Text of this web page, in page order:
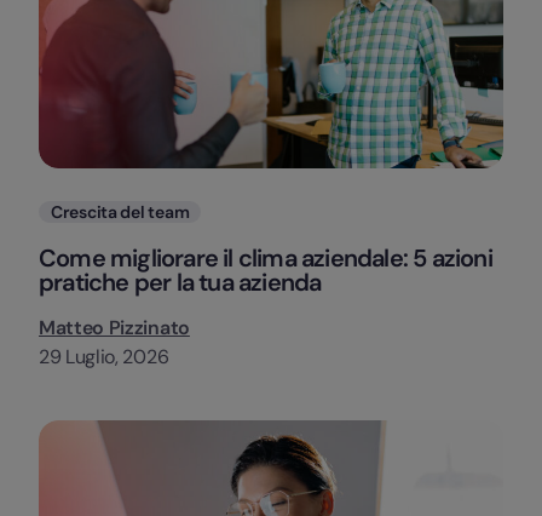
Categorie
Crescita del team
Come migliorare il clima aziendale: 5 azioni
pratiche per la tua azienda
Matteo Pizzinato
29 Luglio, 2026